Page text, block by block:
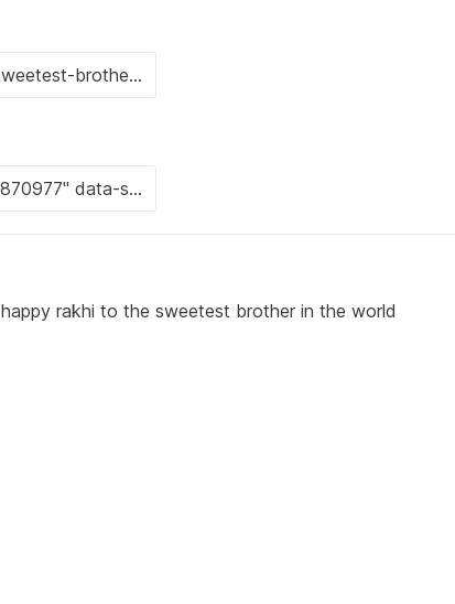
rakhi to the sweetest brother in the world